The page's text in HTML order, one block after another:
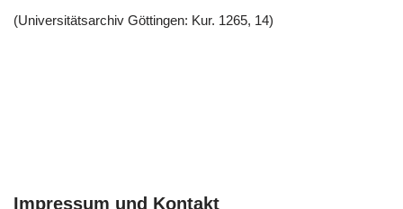
(Universitätsarchiv Göttingen: Kur. 1265, 14)
Impressum und Kontakt